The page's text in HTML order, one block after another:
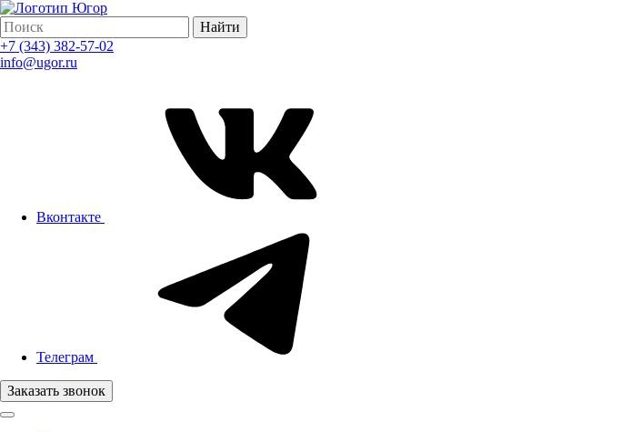
Найти
+7 (343) 382-57-02
info@ugor.ru
Вконтакте
Телеграм
Заказать звонок